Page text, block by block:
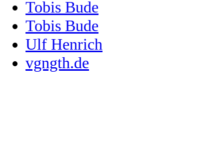
Tobis Bude
Tobis Bude
Ulf Henrich
vgngth.de